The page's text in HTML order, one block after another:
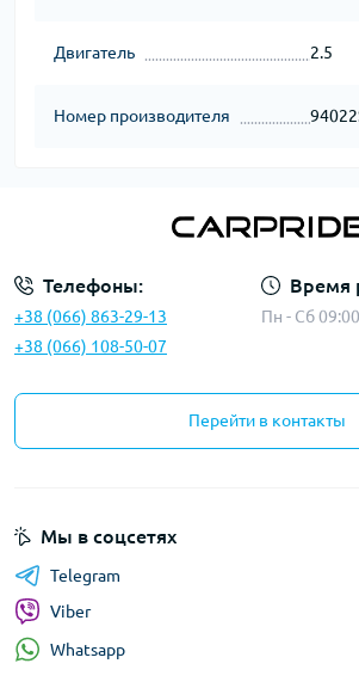
Двигатель 2.5
Номер производителя
Телефоны:
+38 (066) 863-29-13
+38 (066) 108-50-07
Время
Пн - Сб
Перейти в контакты
Мы в соцсетях
Telegram
Viber
Whatsapp